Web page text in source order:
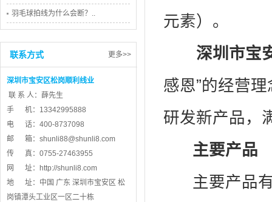
羽毛球拍线为什么会断？..
联系方式 更多>>
深圳市宝安区松岗顺利线业
联 系 人：薛先生
手 机：13342995888
电 话：400-8737098
邮 箱： shunli88@shunli8.com
传 真：0755-27463955
网 址：
http://shunli8.com
地 址：中国 广东 深圳市宝安区 松
岗镇潭头工业区一区二十栋
元素）。
深圳市宝
感恩”的经营
研发新产品，
主要产品
主要产品有